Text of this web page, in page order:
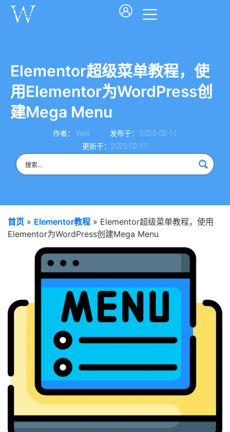
Elementor超级菜单教程，使
用Elementor为WordPress创
建Mega Menu
作者： Well 发布于：
2025-02-11
更新于：2025-02-11
首页 » Elementor教程 » Elementor超级菜单教程，使用
Elementor为WordPress创建Mega Menu